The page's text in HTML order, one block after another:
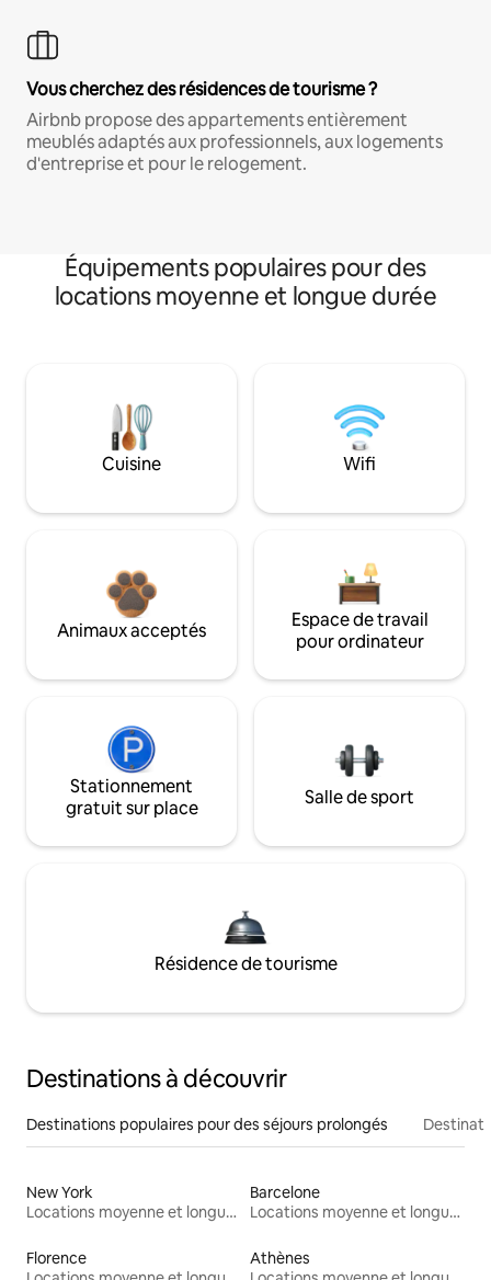
Vous cherchez des résidences de tourisme ?
Airbnb propose des appartements entièrement
meublés adaptés aux professionnels, aux logements
d'entreprise et pour le relogement.
Équipements populaires pour des
locations moyenne et longue durée
Cuisine Wifi
Animaux acceptés
Espace de travail
pour ordinateur
Stationnement
gratuit sur place
Salle de sport
Résidence de tourisme
Destinations à découvrir
Destinations populaires pour des séjours prolongés
New York
Locations moyenne et longue durée
Barcelone
Locations moyenne et longue durée
Florence
Athènes